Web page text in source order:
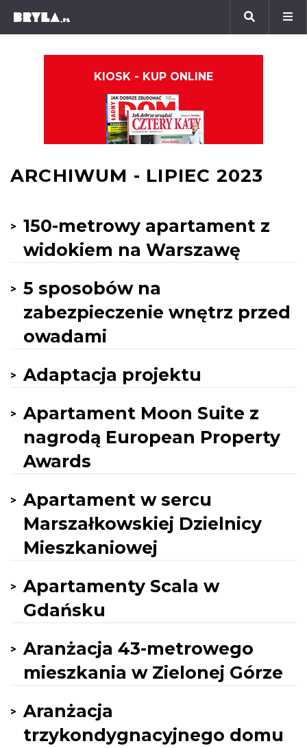
KIOSK - KUP ONLINE
ARCHIWUM - LIPIEC 2023
150-metrowy apartament z
widokiem na Warszawę
5 sposobów na
zabezpieczenie wnętrz przed
owadami
Adaptacja projektu
Apartament Moon Suite z
nagrodą European Property
Awards
Apartament w sercu
Marszałkowskiej Dzielnicy
Mieszkaniowej
Apartamenty Scala w
Gdańsku
Aranżacja 43-metrowego
mieszkania w Zielonej Górze
Aranżacja
trzykondygnacyjnego domu